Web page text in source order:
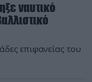
ναυτικό
επιφανείας του